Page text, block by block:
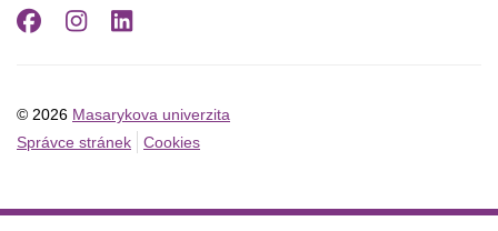
© 2026 Masarykova univerzita
Správce stránek
Cookies
Facebook
Instagram